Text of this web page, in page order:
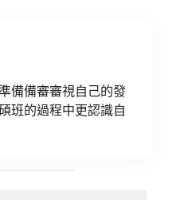
備備審審視自己的發
班的過程中更認識自